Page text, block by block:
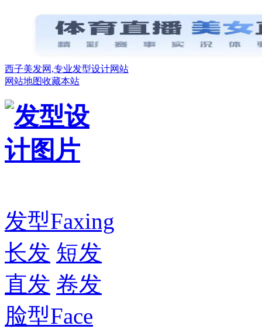
西子美发网,专业发型设计网站
网站地图收藏本站
发型Faxing
长发 短发
直发 卷发
脸型Face